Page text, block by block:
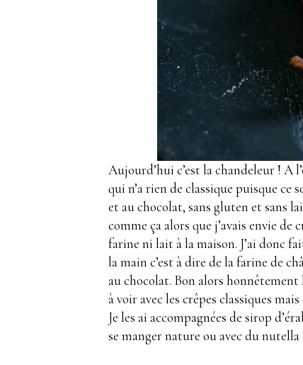
Aujourd’hui c’est la chandeleur ! A
qui n’a rien de classique puisque ce
et au chocolat, sans gluten et sans
comme ça alors que j’avais envie de
farine ni lait à la maison. J’ai donc
la main c’est à dire de la farine de
au chocolat. Bon alors honnêtement
à voir avec les crêpes classiques
Je les ai accompagnées de sirop
se manger nature ou avec du